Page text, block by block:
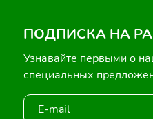
ПОДПИСКА НА
Узнавайте первыми о
специальных